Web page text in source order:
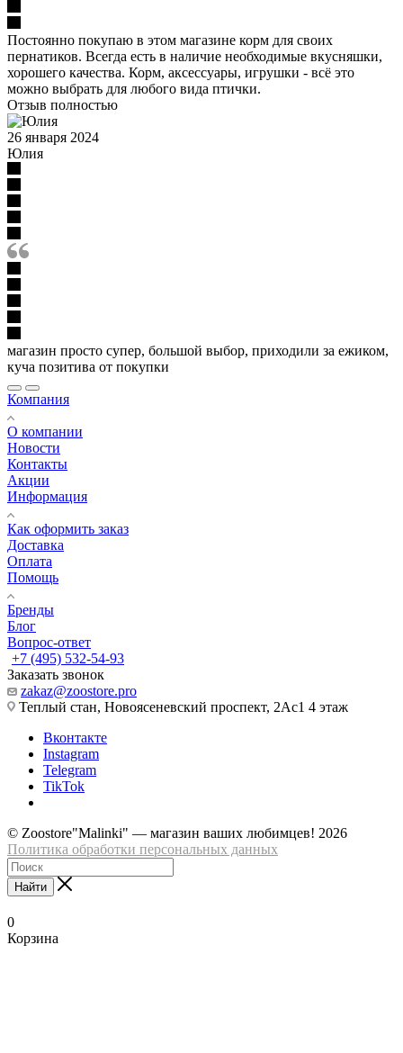
Постоянно покупаю в этом магазине корм для своих
пернатиков. Всегда есть в наличие необходимые вкусняшки,
хорошего качества. Корм, аксессуары, игрушки - всё это
можно выбрать для любого вида птички.
Отзыв полностью
26 января 2024
Юлия
магазин просто супер, большой выбор, приходили за ежиком,
куча позитива от покупки
Компания
О компании
Новости
Контакты
Акции
Информация
Как оформить заказ
Доставка
Оплата
Помощь
Бренды
Блог
Вопрос-ответ
+7 (495) 532-54-93
Заказать звонок
zakaz@zoostore.pro
Теплый стан, Новоясеневский проспект, 2Ас1 4 этаж
Вконтакте
Instagram
Telegram
TikTok
© Zoostore"Malinki" — магазин ваших любимцев! 2026
Политика обработки персональных данных
Найти
0
Корзина